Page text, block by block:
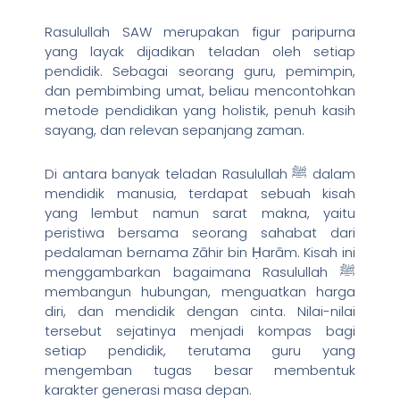
Rasulullah SAW merupakan figur paripurna
yang layak dijadikan teladan oleh setiap
pendidik. Sebagai seorang guru, pemimpin,
dan pembimbing umat, beliau mencontohkan
metode pendidikan yang holistik, penuh kasih
sayang, dan relevan sepanjang zaman.
Di antara banyak teladan Rasulullah ﷺ dalam
mendidik manusia, terdapat sebuah kisah
yang lembut namun sarat makna, yaitu
peristiwa bersama seorang sahabat dari
pedalaman bernama Zāhir bin Ḥarām. Kisah ini
menggambarkan bagaimana Rasulullah ﷺ
membangun hubungan, menguatkan harga
diri, dan mendidik dengan cinta. Nilai-nilai
tersebut sejatinya menjadi kompas bagi
setiap pendidik, terutama guru yang
mengemban tugas besar membentuk
karakter generasi masa depan.